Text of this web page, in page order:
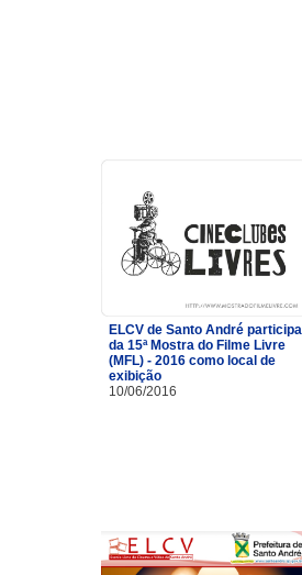
ELCV de Santo André participa
da 15ª Mostra do Filme Livre
(MFL) - 2016 como local de
exibição
10/06/2016